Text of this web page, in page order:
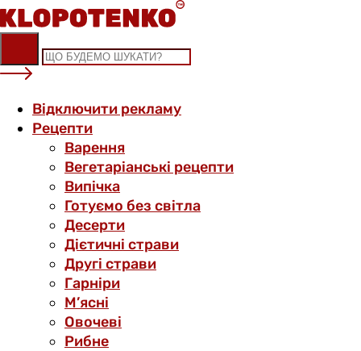
Skip
to
content
Відключити рекламу
Рецепти
Варення
Вегетаріанські рецепти
Випічка
Готуємо без світла
Десерти
Дієтичні страви
Другі страви
Гарніри
М’ясні
Овочеві
Рибне